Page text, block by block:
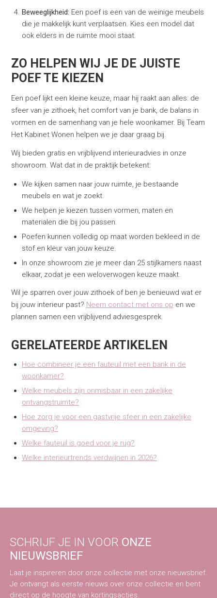
Beweeglijkheid: Een poef is een van de weinige meubels
die je makkelijk kunt verplaatsen. Kies een model dat
ook elders in de ruimte mooi staat.
ZO HELPEN WIJ JE DE JUISTE
POEF TE KIEZEN
Een poef lijkt een kleine keuze, maar hij raakt aan alles: de
sfeer van je zithoek, het comfort van je bank, de balans in
vormen en de samenhang van je hele woonkamer. Bij Team
Het Kabinet Wonen helpen we je daar graag bij.
Wij bieden gratis en vrijblijvend interieuradvies in onze
showroom. Wat dat in de praktijk betekent:
We kijken samen naar jouw ruimte, je bestaande
meubels en wat je zoekt.
We helpen je kiezen tussen vormen, maten en
materialen die bij jou passen.
Poefen kunnen volledig op maat worden bekleed in de
stof en kleur van jouw keuze.
In onze showroom zie je meer dan 25 stijlkamers naast
elkaar, zodat je een weloverwogen keuze maakt.
Wil je sparren over jouw zithoek of ben je benieuwd wat er
bij jouw interieur past? Neem contact met ons op en we
plannen samen een vrijblijvend adviesgesprek.
GERELATEERDE ARTIKELEN
Hoe combineer je een fauteuil met een bank in de
woonkamer?
Welke meubels zijn onmisbaar in een zakelijke
ontvangstruimte?
Hoe zorg je voor een gastvrije sfeer in een zakelijke
omgeving?
Welke fauteuil is goed voor je rug?
Welke interieurtrends verdwijnen in 2026?
SCHRIJF JE IN VOOR ONZE
NIEUWSBRIEF
Laat je inspireren door onze collectie met onze nieuwsbrief.
Je ontvangt als eerste nieuws over onze collectie en bent
direct op de hoogte van kortingsacties.